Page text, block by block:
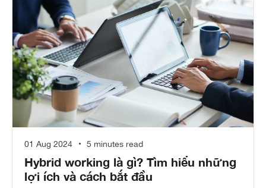
01 Aug 2024 5 minutes read
Hybrid working là gì? Tìm hiểu những
lợi ích và cách bắt đầu